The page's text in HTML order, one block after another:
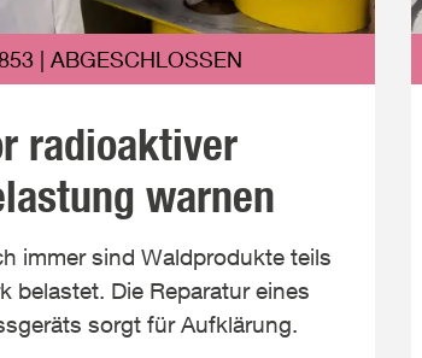
| ABGESCHLOSSEN
radioaktiver
warnen
immer sind Waldprodukte teils
belastet. Die Reparatur eines
sorgt für Aufklärung.